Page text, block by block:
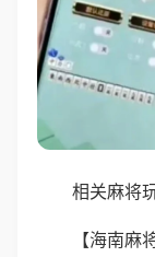
相关麻将
【海南麻